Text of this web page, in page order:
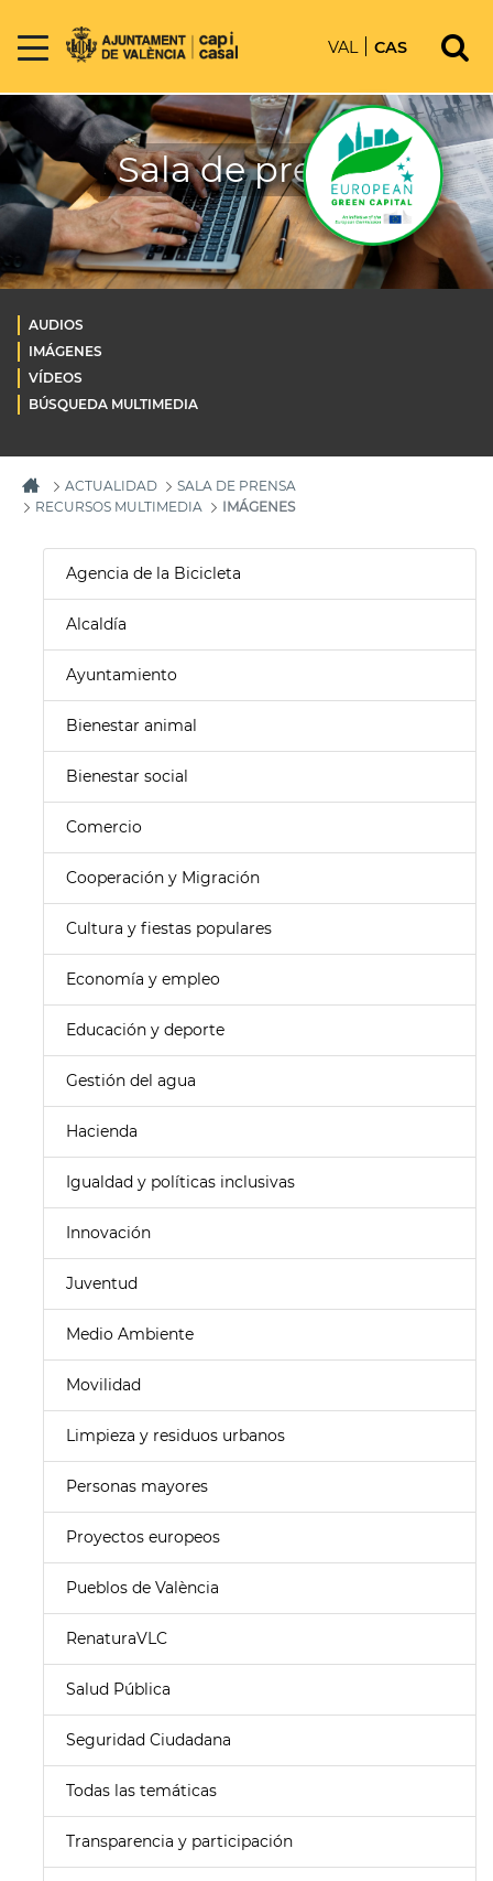
VAL CAS
Sala de prensa
AUDIOS
IMÁGENES
VÍDEOS
BÚSQUEDA MULTIMEDIA
ACTUALIDAD
SALA DE PRENSA
RECURSOS MULTIMEDIA
IMÁGENES
Agencia de la Bicicleta
Alcaldía
Ayuntamiento
Bienestar animal
Bienestar social
Comercio
Cooperación y Migración
Cultura y fiestas populares
Economía y empleo
Educación y deporte
Gestión del agua
Hacienda
Igualdad y políticas inclusivas
Innovación
Juventud
Medio Ambiente
Movilidad
Limpieza y residuos urbanos
Personas mayores
Proyectos europeos
Pueblos de València
RenaturaVLC
Salud Pública
Seguridad Ciudadana
Todas las temáticas
Transparencia y participación